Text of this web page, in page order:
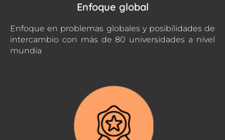
Enfoque global
Enfoque en problemas globales y posibilidades de
intercambio con más de 80 universidades a nivel
mundia